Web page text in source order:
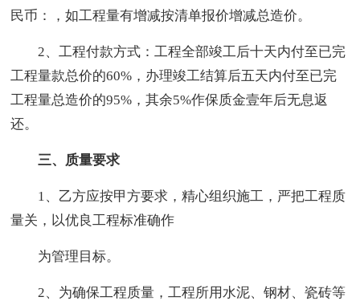
民币：，如工程量有增减按清单报价增减总造价。
2、工程付款方式：工程全部竣工后十天内付至已完
工程量款总价的60%，办理竣工结算后五天内付至已完
工程量总造价的95%，其余5%作保质金壹年后无息返
还。
三、质量要求
1、乙方应按甲方要求，精心组织施工，严把工程质
量关，以优良工程标准确作
为管理目标。
2、为确保工程质量，工程所用水泥、钢材、瓷砖等